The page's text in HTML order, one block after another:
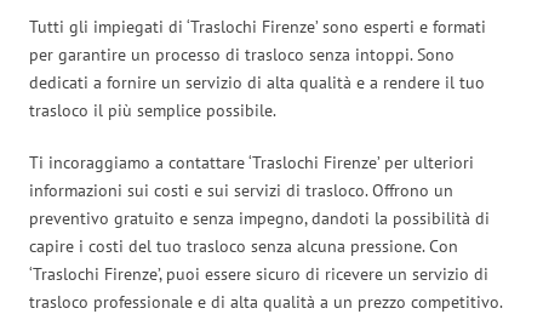
Tutti gli impiegati di ‘Traslochi Firenze’ sono esperti e formati
per garantire un processo di trasloco senza intoppi. Sono
dedicati a fornire un servizio di alta qualità e a rendere il tuo
trasloco il più semplice possibile.
Ti incoraggiamo a contattare ‘Traslochi Firenze’ per ulteriori
informazioni sui costi e sui servizi di trasloco. Offrono un
preventivo gratuito e senza impegno, dandoti la possibilità di
capire i costi del tuo trasloco senza alcuna pressione. Con
‘Traslochi Firenze’, puoi essere sicuro di ricevere un servizio di
trasloco professionale e di alta qualità a un prezzo competitivo.